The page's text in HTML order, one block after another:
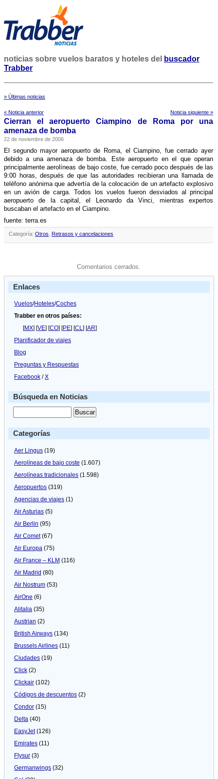
noticias sobre vuelos baratos y hoteles del
buscador
Trabber
» Últimas noticias
« Noticia anterior Noticia siguiente »
Cierran el aeropuerto Ciampino de Roma por una
amenaza de bomba
22 de noviembre de 2006
El segundo mayor aeropuerto de Roma, el Ciampino, fue cerrado ayer
debido a una amenaza de bomba. Este aeropuerto en el que operan
principalmente aerolí­neas de bajo coste, fue cerrado poco después de las
9:00 horas, después de que las autoridades recibieran una llamada de
teléfono anónima que advertí­a de la colocación de un artefacto explosivo
en un avión de carga. Todos los vuelos fueron desviados al principal
aeropuerto de la capital, el Leonardo da Vinci, mientras expertos
buscaban el artefacto en el Ciampino.
fuente: terra.es
Categoría: Otros Retrasos y cancelaciones
Comentarios cerrados.
Enlaces
Vuelos/Hoteles/Coches
Trabber en otros países:
[MX] [VE] [CO] [PE] [CL] [AR]
Planificador de viajes
Blog
Preguntas y Respuestas
Facebook /X
Búsqueda en Noticias
Categorías
Aer Lingus (19)
Aerolíneas de bajo coste (1.607)
Aerolíneas tradicionales (1.598)
Aeropuertos (319)
Agencias de viajes (1)
Air Asturias (5)
Air Berlin (95)
Air Comet(67)
Air Europa (75)
Air France – KLM (116)
Air Madrid (80)
Air Nostrum (53)
AirOne (6)
Alitalia (35)
Austrian (2)
British Airways (134)
Brussels Airlines (11)
Ciudades (19)
Click (2)
Clickair (102)
Códigos de descuentos (2)
Condor (15)
Delta (40)
EasyJet(126)
Emirates (11)
Flysur (3)
Germanwings (32)